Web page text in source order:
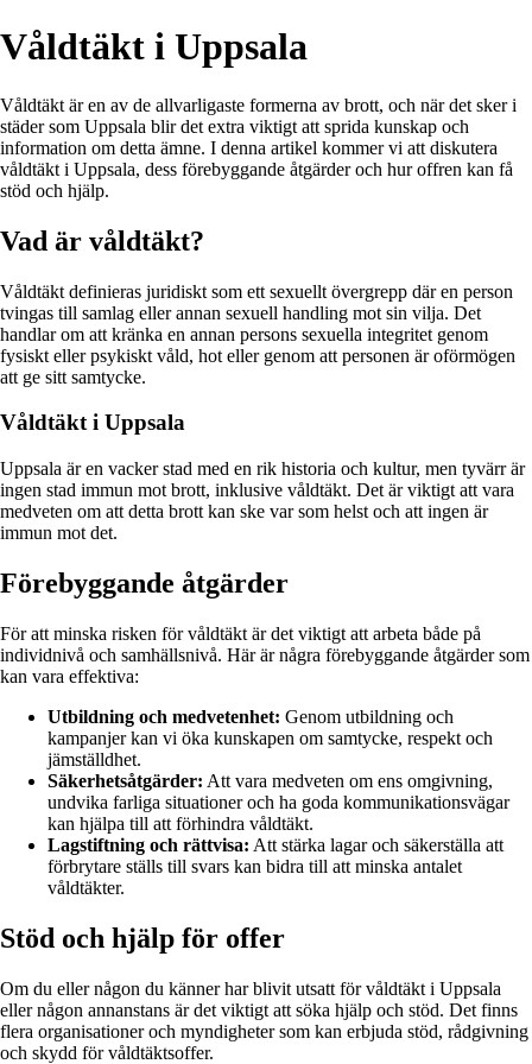
Våldtäkt i Uppsala
Våldtäkt är en av de allvarligaste formerna av brott, och när det sker i
städer som Uppsala blir det extra viktigt att sprida kunskap och
information om detta ämne. I denna artikel kommer vi att diskutera
våldtäkt i Uppsala, dess förebyggande åtgärder och hur offren kan få
stöd och hjälp.
Vad är våldtäkt?
Våldtäkt definieras juridiskt som ett sexuellt övergrepp där en person
tvingas till samlag eller annan sexuell handling mot sin vilja. Det
handlar om att kränka en annan persons sexuella integritet genom
fysiskt eller psykiskt våld, hot eller genom att personen är oförmögen
att ge sitt samtycke.
Våldtäkt i Uppsala
Uppsala är en vacker stad med en rik historia och kultur, men tyvärr är
ingen stad immun mot brott, inklusive våldtäkt. Det är viktigt att vara
medveten om att detta brott kan ske var som helst och att ingen är
immun mot det.
Förebyggande åtgärder
För att minska risken för våldtäkt är det viktigt att arbeta både på
individnivå och samhällsnivå. Här är några förebyggande åtgärder som
kan vara effektiva:
Utbildning och medvetenhet: Genom utbildning och
kampanjer kan vi öka kunskapen om samtycke, respekt och
jämställdhet.
Säkerhetsåtgärder: Att vara medveten om ens omgivning,
undvika farliga situationer och ha goda kommunikationsvägar
kan hjälpa till att förhindra våldtäkt.
Lagstiftning och rättvisa: Att stärka lagar och säkerställa att
förbrytare ställs till svars kan bidra till att minska antalet
våldtäkter.
Stöd och hjälp för offer
Om du eller någon du känner har blivit utsatt för våldtäkt i Uppsala
eller någon annanstans är det viktigt att söka hjälp och stöd. Det finns
flera organisationer och myndigheter som kan erbjuda stöd, rådgivning
och skydd för våldtäktsoffer.